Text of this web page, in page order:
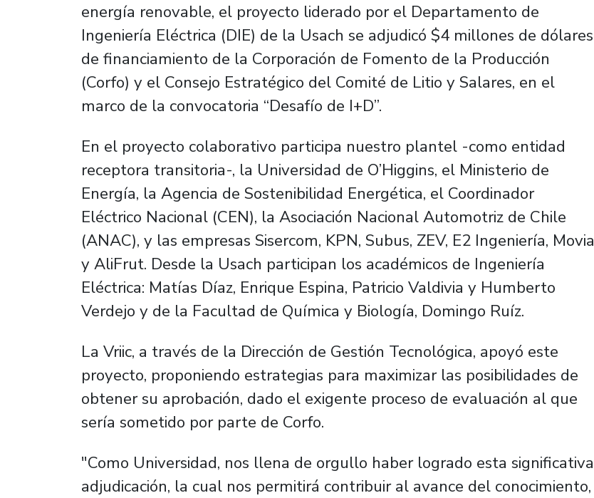
energía renovable, el proyecto liderado por el Departamento de
Ingeniería Eléctrica (DIE) de la Usach se adjudicó $4 millones de dólares
de financiamiento de la Corporación de Fomento de la Producción
(Corfo) y el Consejo Estratégico del Comité de Litio y Salares, en el
marco de la convocatoria “Desafío de I+D”.
En el proyecto colaborativo participa nuestro plantel -como entidad
receptora transitoria-, la Universidad de O’Higgins, el Ministerio de
Energía, la Agencia de Sostenibilidad Energética, el Coordinador
Eléctrico Nacional (CEN), la Asociación Nacional Automotriz de Chile
(ANAC), y las empresas Sisercom, KPN, Subus, ZEV, E2 Ingeniería, Movia
y AliFrut. Desde la Usach participan los académicos de Ingeniería
Eléctrica: Matías Díaz, Enrique Espina, Patricio Valdivia y Humberto
Verdejo y de la Facultad de Química y Biología, Domingo Ruíz.
La Vriic, a través de la Dirección de Gestión Tecnológica, apoyó este
proyecto, proponiendo estrategias para maximizar las posibilidades de
obtener su aprobación, dado el exigente proceso de evaluación al que
sería sometido por parte de Corfo.
"Como Universidad, nos llena de orgullo haber logrado esta significativa
adjudicación, la cual nos permitirá contribuir al avance del conocimiento,